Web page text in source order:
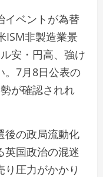
イベントが為替
ISM非製造業景
安・円高、強け
。7月8日公表の
が確認されれ
後の政局流動化
英国政治の混迷
り圧力がかかり